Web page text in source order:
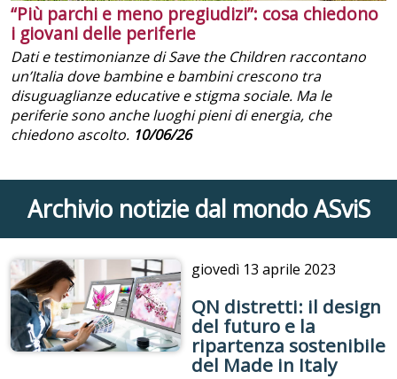
“Più parchi e meno pregiudizi”: cosa chiedono
i giovani delle periferie
Dati e testimonianze di Save the Children raccontano
un’Italia dove bambine e bambini crescono tra
disuguaglianze educative e stigma sociale. Ma le
periferie sono anche luoghi pieni di energia, che
chiedono ascolto. 10/06/26
Archivio notizie dal mondo ASviS
giovedì 13 aprile 2023
QN distretti: il design
del futuro e la
ripartenza sostenibile
del Made in Italy